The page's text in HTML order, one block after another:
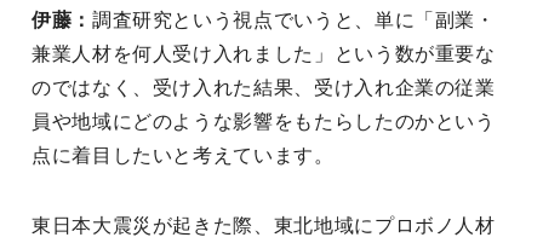
伊藤： 調査研究という視点でいうと、単に「副業・
兼業人材を何人受け入れました」という数が重要な
のではなく、受け入れた結果、受け入れ企業の従業
員や地域にどのような影響をもたらしたのかという
点に着目したいと考えています。
東日本大震災が起きた際、東北地域にプロボノ人材